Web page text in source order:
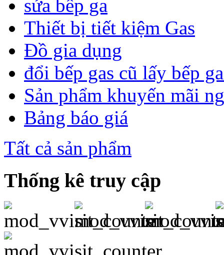
sửa bếp ga
Thiết bị tiết kiệm Gas
Đồ gia dụng
đổi bếp gas cũ lấy bếp
Sản phẩm khuyến mãi
Bảng báo giá
Tất cả sản phẩm
Thống kê truy cập